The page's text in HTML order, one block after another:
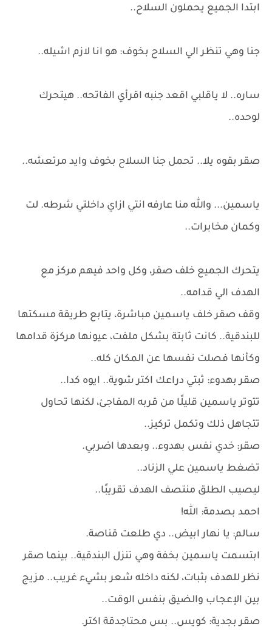
ابتدا الجميع يحملون السلاح..
جنا وهي تنظر الي السلاح بخوف: هو انا لازم اشيله..
ساره.. لا ياقلبي اقعد جنبه اقرأي الفاتحه.. هيتحرك
لوحده..
صقر بقوه يلا.. تحمل جنا السلاح بخوف وايد مرتعشه..
ياسمين... والله منا عارفه انتي ازاي داخلتي شرطه. لت
وكمان مخابرات..
يتحرك الجميع خلف صقر، وكل واحد فيهم مركز مع
الهدف الي قدامه..
وقف صقر خلف ياسمين مباشرة، يتابع طريقة مسكتها
للبندقية.. كانت ثابتة بشكل ملفت، عيونها مركزة قدامها
وكأنها فصلت نفسها عن المكان كله..
صقر بهدوء: ثبتي دراعك اكتر شوية.. ايوه كدا..
تتوتر ياسمين قليلًا من قربه المفاجئ، لكنها تحاول
تتجاهل ذلك وتكمل تركيز..
صقر: خدي نفس بهدوء.. وبعدها اضربي.
تضغط ياسمين علي الزناد..
ليصيب الطلق منتصف الهدف تقريبًا..
احمد بصدمة: الله!
سالم: يا نهار ابيض.. دي طلعت قناصة.
ابتسمت ياسمين بخفة وهي تنزل البندقية.. بينما صقر
نظر للهدف بثبات، لكنه داخله شعر بشيء غريب.. مزيج
بين الإعجاب والضيق بنفس الوقت..
صقر بجدية: كويس.. بس محتاجدقة اكتر.